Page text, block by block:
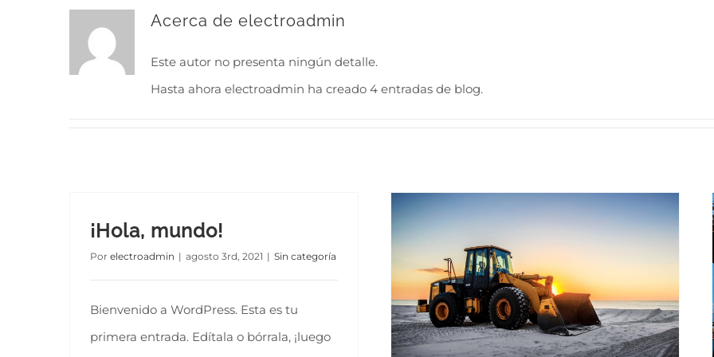
Acerca de electroadmin
Este autor no presenta ningún detalle.
Hasta ahora electroadmin ha creado 4 entradas de blog.
¡Hola, mundo!
Por electroadmin | agosto 3rd, 2021 | Sin categoría
Bienvenido a WordPress. Esta es tu
primera entrada. Edítala o bórrala, ¡luego